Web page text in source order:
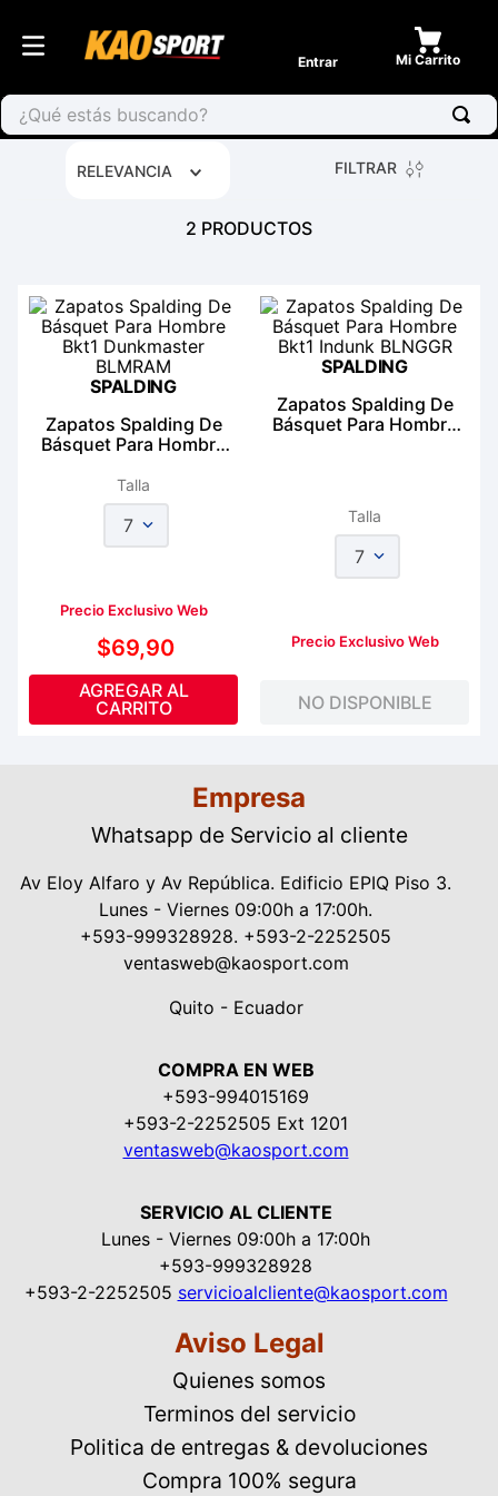
Entrar
¿Qué estás buscando?
RELEVANCIA FILTRAR
2 PRODUCTOS
SPALDING
Zapatos Spalding De
Básquet Para Hombre
BLMRAM
Talla
7
Precio Exclusivo Web
$69,90
AGREGAR AL
CARRITO
SPALDING
Zapatos Spalding De
Básquet Para Hombre
Talla
7
Precio Exclusivo Web
NO DISPONIBLE
Empresa
Whatsapp de Servicio al cliente
Av Eloy Alfaro y Av República. Edificio EPIQ Piso 3.
Lunes - Viernes 09:00h a 17:00h.
+593-999328928. +593-2-2252505
ventasweb@kaosport.com
Quito - Ecuador
COMPRA EN WEB
+593-994015169
+593-2-2252505 Ext 1201
ventasweb@kaosport.com
SERVICIO AL CLIENTE
Lunes - Viernes 09:00h a 17:00h
+593-999328928
+593-2-2252505 servicioalcliente@kaosport.com
Aviso Legal
Quienes somos
Terminos del servicio
Politica de entregas & devoluciones
Compra 100% segura